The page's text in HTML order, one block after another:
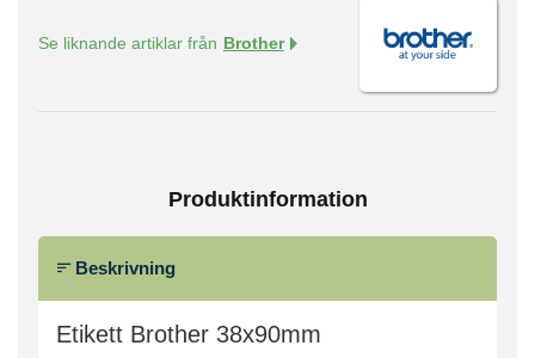
Se liknande artiklar från Brother
Produktinformation
Beskrivning
Etikett Brother 38x90mm